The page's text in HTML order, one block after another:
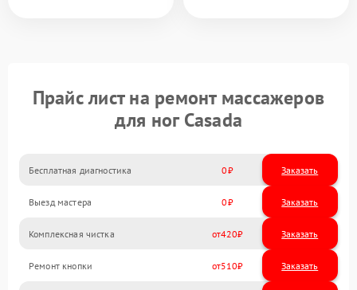
Прайс лист на ремонт массажеров
для ног Casada
Бесплатная диагностика 0 Заказать
Выезд мастера 0 Заказать
Комплексная чистка 420
Ремонт кнопки 510